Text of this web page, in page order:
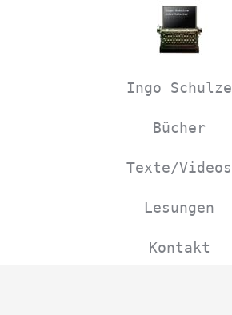
Ingo Schulze
Bücher
Texte/Videos
Lesungen
Kontakt